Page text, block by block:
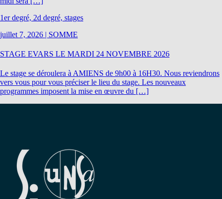
1er degré, 2d degré, stages
juillet 7, 2026 | SOMME
STAGE EVARS LE MARDI 24 NOVEMBRE 2026
Le stage se déroulera à AMIENS de 9h00 à 16H30. Nous reviendrons
vers vous pour vous préciser le lieu du stage. Les nouveaux
programmes imposent la mise en œuvre du […]